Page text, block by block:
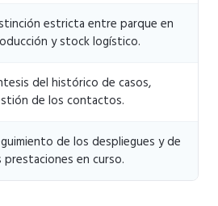
estricta entre parque en
y stock logístico.
del histórico de casos,
de los contactos.
de los despliegues y de
prestaciones en curso.